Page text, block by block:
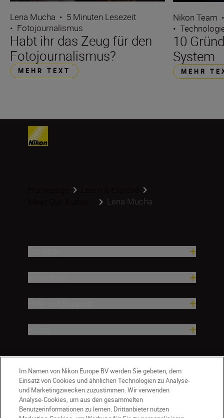
Lena Mucha • 5 Minuten Lesezeit
• Fotojournalismus
Habt ihr das Zeug für den
Fotojournalismus?
MEHR TEXT
Nikon Team
•
10
System
MEHR
Lena Mucha
Im Namen von Nikon Europe BV werden Sie gebeten, dem
Einsatz von Cookies und ähnlichen Technologien zu Analyse-
und Marketingzwecken zuzustimmen. Wir verwenden
Analyse-Cookies, um aus den gesammelten
Benutzerinformationen zu lernen. Drittanbieter nutzen